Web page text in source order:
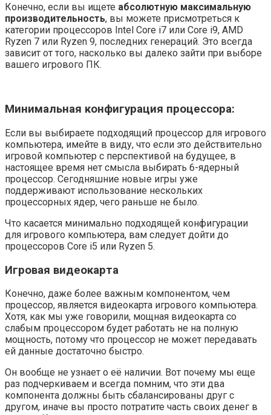
Конечно, если вы ищете абсолютную максимальную
производительность, вы можете присмотреться к
категории процессоров Intel Core i7 или Core i9, AMD
Ryzen 7 или Ryzen 9, последних генераций. Это всегда
зависит от того, насколько вы далеко зайти при выборе
вашего игрового ПК.
Минимальная конфигурация процессора:
Если вы выбираете подходящий процессор для игрового
компьютера, имейте в виду, что если это действительно
игровой компьютер с перспективой на будущее, в
настоящее время нет смысла выбирать 6-ядерный
процессор. Сегодняшние новые игры уже
поддерживают использование нескольких
процессорных ядер, чего раньше не было.
Что касается минимально подходящей конфигурации
для игрового компьютера, вам следует дойти до
процессоров Core i5 или Ryzen 5.
Игровая видеокарта
Конечно, даже более важным компонентом, чем
процессор, является видеокарта игрового компьютера.
Хотя, как мы уже говорили, мощная видеокарта со
слабым процессором будет работать не на полную
мощность, потому что процессор не может передавать
ей данные достаточно быстро.
Он вообще не узнает о её наличии. Вот почему мы еще
раз подчеркиваем и всегда помним, что эти два
компонента должны быть сбалансированы друг с
другом, иначе вы просто потратите часть своих денег в